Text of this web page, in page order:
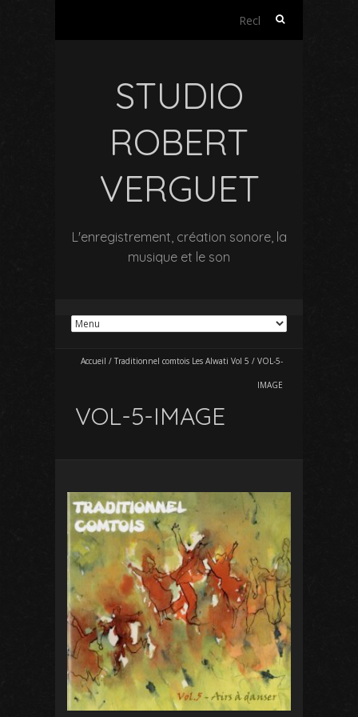
Rechercher :
STUDIO
ROBERT
VERGUET
L'enregistrement, création sonore, la
musique et le son
Accueil / Traditionnel comtois Les Alwati Vol 5 / VOL-5-
IMAGE
VOL-5-IMAGE